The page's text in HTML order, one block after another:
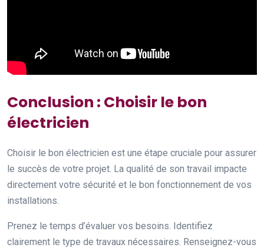
Conclusion : Choisir le bon
électricien
Choisir le bon électricien est une étape cruciale pour assurer
le succès de votre projet. La qualité de son travail impacte
directement votre sécurité et le bon fonctionnement de vos
installations.
Prenez le temps d’évaluer vos besoins. Identifiez
clairement le type de travaux nécessaires. Renseignez-vous